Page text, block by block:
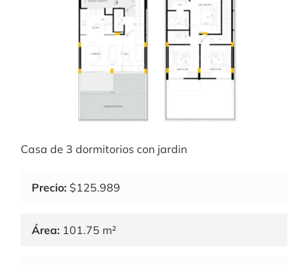
Casa de 3 dormitorios con jardin
Precio: $125.989
Área: 101.75 m²